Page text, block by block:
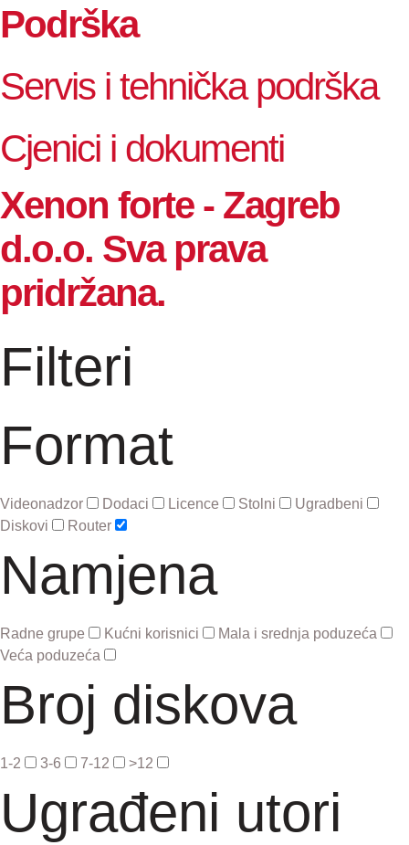
Podrška
Servis i tehnička podrška
Cjenici i dokumenti
Xenon forte - Zagreb
d.o.o. Sva prava
pridržana.
Filteri
Format
Videonadzor Dodaci Licence Stolni
Ugradbeni
Diskovi
Router
Namjena
Radne grupe Kućni korisnici
Mala i srednja poduzeća
Veća poduzeća
Broj diskova
1-2 3-6 7-12 >12
Ugrađeni utori